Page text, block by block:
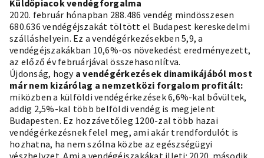
Küldőpiacok vendégforgalma
2020. február hónapban 288.486 vendég mindösszesen
680.636 vendégéjszakát töltött el Budapest kereskedelmi
szálláshelyein. Ez a vendégérkezésekben 5,9, a
vendégéjszakákban 10,6%-os növekedést eredményezett,
az előző év februárjával összehasonlítva.
Újdonság, hogy a vendégérkezések dinamikájából most
már nem kizárólag a nemzetközi forgalom profitált:
miközben a külföldi vendégérkezések 6,6%-kal bővültek,
addig 2,5%-kal több belföldi vendég is megjelent
Budapesten. Ez hozzávetőleg 1200-zal több hazai
vendégérkezésnek felel meg, ami akár trendfordulót is
hozhatna, ha nem szólna közbe az egészségügyi